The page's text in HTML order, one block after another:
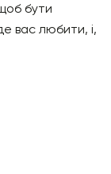
бути
вас любити, і,